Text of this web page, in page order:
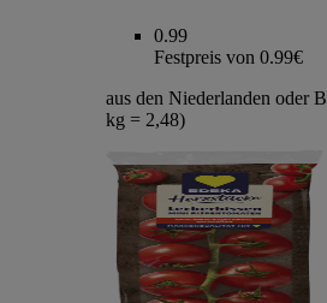
0.99
Festpreis von 0.99€
aus den Niederlanden oder
kg = 2,48)